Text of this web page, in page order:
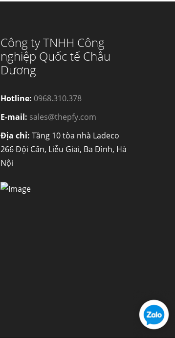
Công ty TNHH Công
nghiệp Quốc tế Châu
Dương
Hotline: 0968.310.378
E-mail: sales@thepfy.com
Địa chỉ: Tầng 10 tòa nhà Ladeco
266 Đội Cấn, Liễu Giai, Ba Đình, Hà
Nội